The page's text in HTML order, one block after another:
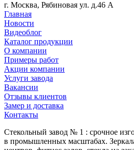
г. Москва, Рябиновая ул. д.46 А
Главная
Новости
Видеоблог
Каталог продукции
О компании
Примеры работ
Акции компании
Услуги завода
Вакансии
Отзывы клиентов
Замер и доставка
Контакты
Стекольный завод № 1 : срочное
в промышленных масштабах.